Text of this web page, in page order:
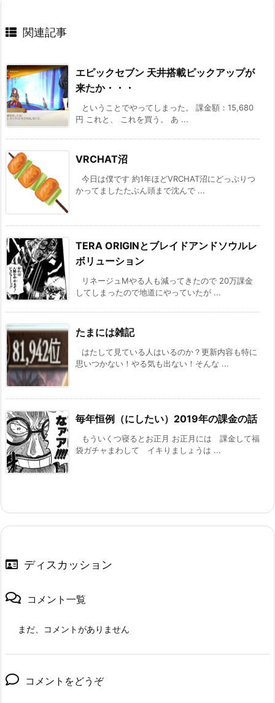
関連記事
エピックセブン 天井搭載ピックアップが
来たか・・・
ということでやってしまった。 課金額：15,680
円 これと、 これを買う。 あ ...
VRCHAT沼
今日は僕です 約1年ほどVRCHAT沼にどっぷりつ
かってましたたぶん頭まで沈んで ...
TERA ORIGINとブレイドアンドソウルレ
ボリューション
リネージュMやる人も減ってきたので 20万課金
してしまったので地道にやっていたが ...
たまには雑記
はたして見ている人はいるのか？更新内容も特に
思いつかない！やる気も出ない！そんな ...
毎年恒例（にしたい）2019年の課金の話
もういくつ寝るとお正月 お正月には 課金して福
袋ガチャまわして イキりましょうは ...
ディスカッション
コメント一覧
まだ、コメントがありません
コメントをどうぞ